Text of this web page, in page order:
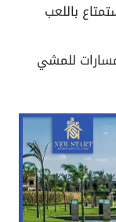
باللعب
للمشي